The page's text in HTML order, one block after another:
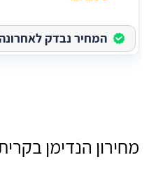
המחיר נבדק לאחרונה
מחירון הנדימן